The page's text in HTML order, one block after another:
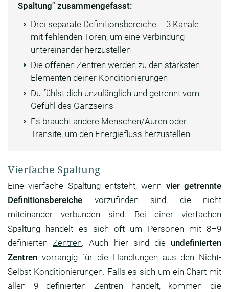
Spaltung" zusammengefasst:
Drei separate Definitionsbereiche – 3 Kanäle
mit fehlenden Toren, um eine Verbindung
untereinander herzustellen
Die offenen Zentren werden zu den stärksten
Elementen deiner Konditionierungen
Du fühlst dich unzulänglich und getrennt vom
Gefühl des Ganzseins
Es braucht andere Menschen/Auren oder
Transite, um den Energiefluss herzustellen
Vierfache Spaltung
Eine vierfache Spaltung entsteht, wenn vier getrennte
Definitionsbereiche vorzufinden sind, die nicht
miteinander verbunden sind. Bei einer vierfachen
Spaltung handelt es sich oft um Personen mit 8–9
definiertenZentren. Auch hier sind die undefinierten
Zentren vorrangig für die Handlungen aus den Nicht-
Selbst-Konditionierungen. Falls es sich um ein Chart mit
allen 9 definierten Zentren handelt, kommen die